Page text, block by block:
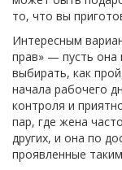
то, что вы
Интересным
прав» — пусть она
выбирать, как
начала рабочего
контроля и
пар, где жена
других, и она по
проявленные